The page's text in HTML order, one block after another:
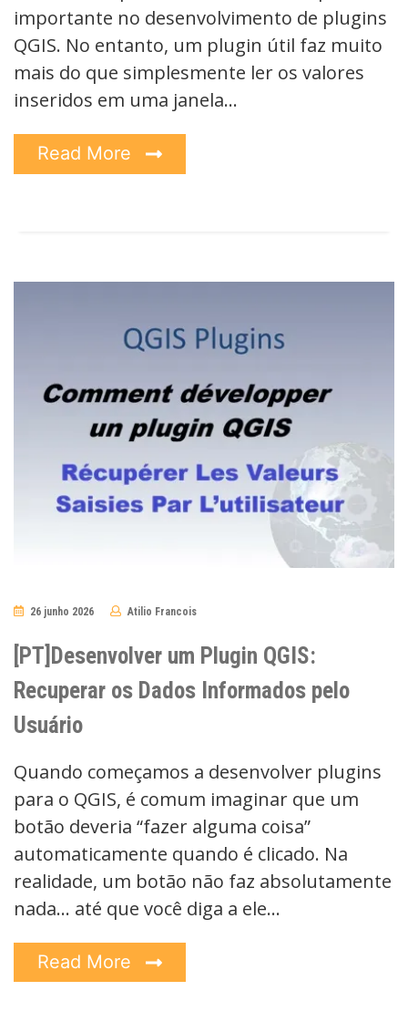
importante no desenvolvimento de plugins
QGIS. No entanto, um plugin útil faz muito
mais do que simplesmente ler os valores
inseridos em uma janela…
Read More
26 junho 2026 Atilio Francois
[PT]Desenvolver um Plugin QGIS:
Recuperar os Dados Informados pelo
Usuário
Quando começamos a desenvolver plugins
para o QGIS, é comum imaginar que um
botão deveria “fazer alguma coisa”
automaticamente quando é clicado. Na
realidade, um botão não faz absolutamente
nada… até que você diga a ele…
Read More